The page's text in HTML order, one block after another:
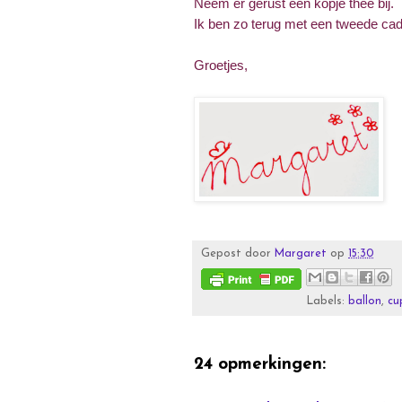
Neem er gerust een kopje thee bij.
Ik ben zo terug met een tweede
Groetjes,
Gepost door Margaret op 15:30
Labels: ballon,
24 opmerkingen: